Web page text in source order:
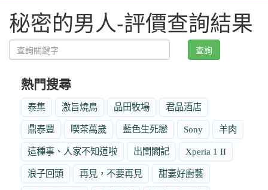
秘密的男人-評價查詢結果
查詢
熱門搜尋
泰集 激旨燒鳥 品田牧場 君品酒店
鼎泰豐 喫茶萬歲 藍色生死戀 Sony 羊肉
這種事、人家不知道啦 出閨閣記 Xperia 1 II
浪子回頭 再見，不要再見 甜妻好廚藝